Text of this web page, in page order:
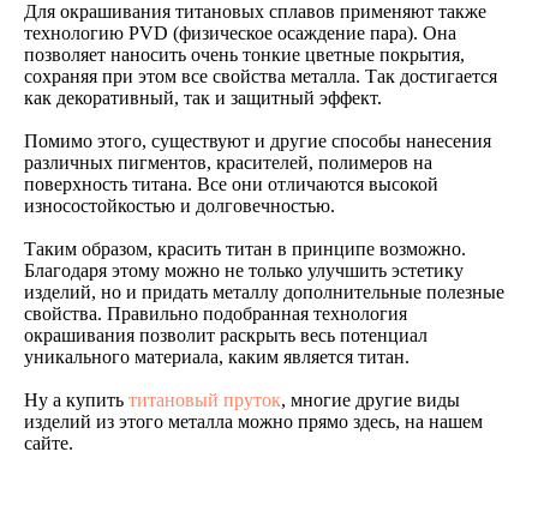
Для окрашивания титановых сплавов применяют также
технологию PVD (физическое осаждение пара). Она
позволяет наносить очень тонкие цветные покрытия,
сохраняя при этом все свойства металла. Так достигается
как декоративный, так и защитный эффект.
Помимо этого, существуют и другие способы нанесения
различных пигментов, красителей, полимеров на
поверхность титана. Все они отличаются высокой
износостойкостью и долговечностью.
Таким образом, красить титан в принципе возможно.
Благодаря этому можно не только улучшить эстетику
изделий, но и придать металлу дополнительные полезные
свойства. Правильно подобранная технология
окрашивания позволит раскрыть весь потенциал
уникального материала, каким является титан.
Ну а купить титановый пруток, многие другие виды
изделий из этого металла можно прямо здесь, на нашем
сайте.